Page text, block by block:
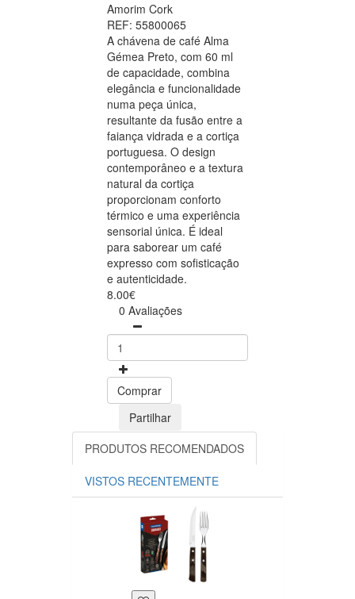
Amorim Cork
REF: 55800065
A chávena de café Alma
Gémea Preto, com 60 ml
de capacidade, combina
elegância e funcionalidade
numa peça única,
resultante da fusão entre a
faiança vidrada e a cortiça
portuguesa. O design
contemporâneo e a textura
natural da cortiça
proporcionam conforto
térmico e uma experiência
sensorial única. É ideal
para saborear um café
expresso com sofisticação
e autenticidade.
8.00€
0 Avaliações
Comprar
Partilhar
PRODUTOS RECOMENDADOS
VISTOS RECENTEMENTE